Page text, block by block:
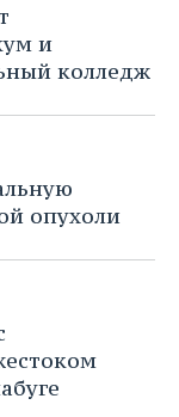
и
колледж
опухоли